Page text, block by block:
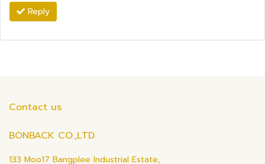
Reply
Contact us
BONBACK CO.,LTD.
133 Moo17 Bangplee Industrial Estate,